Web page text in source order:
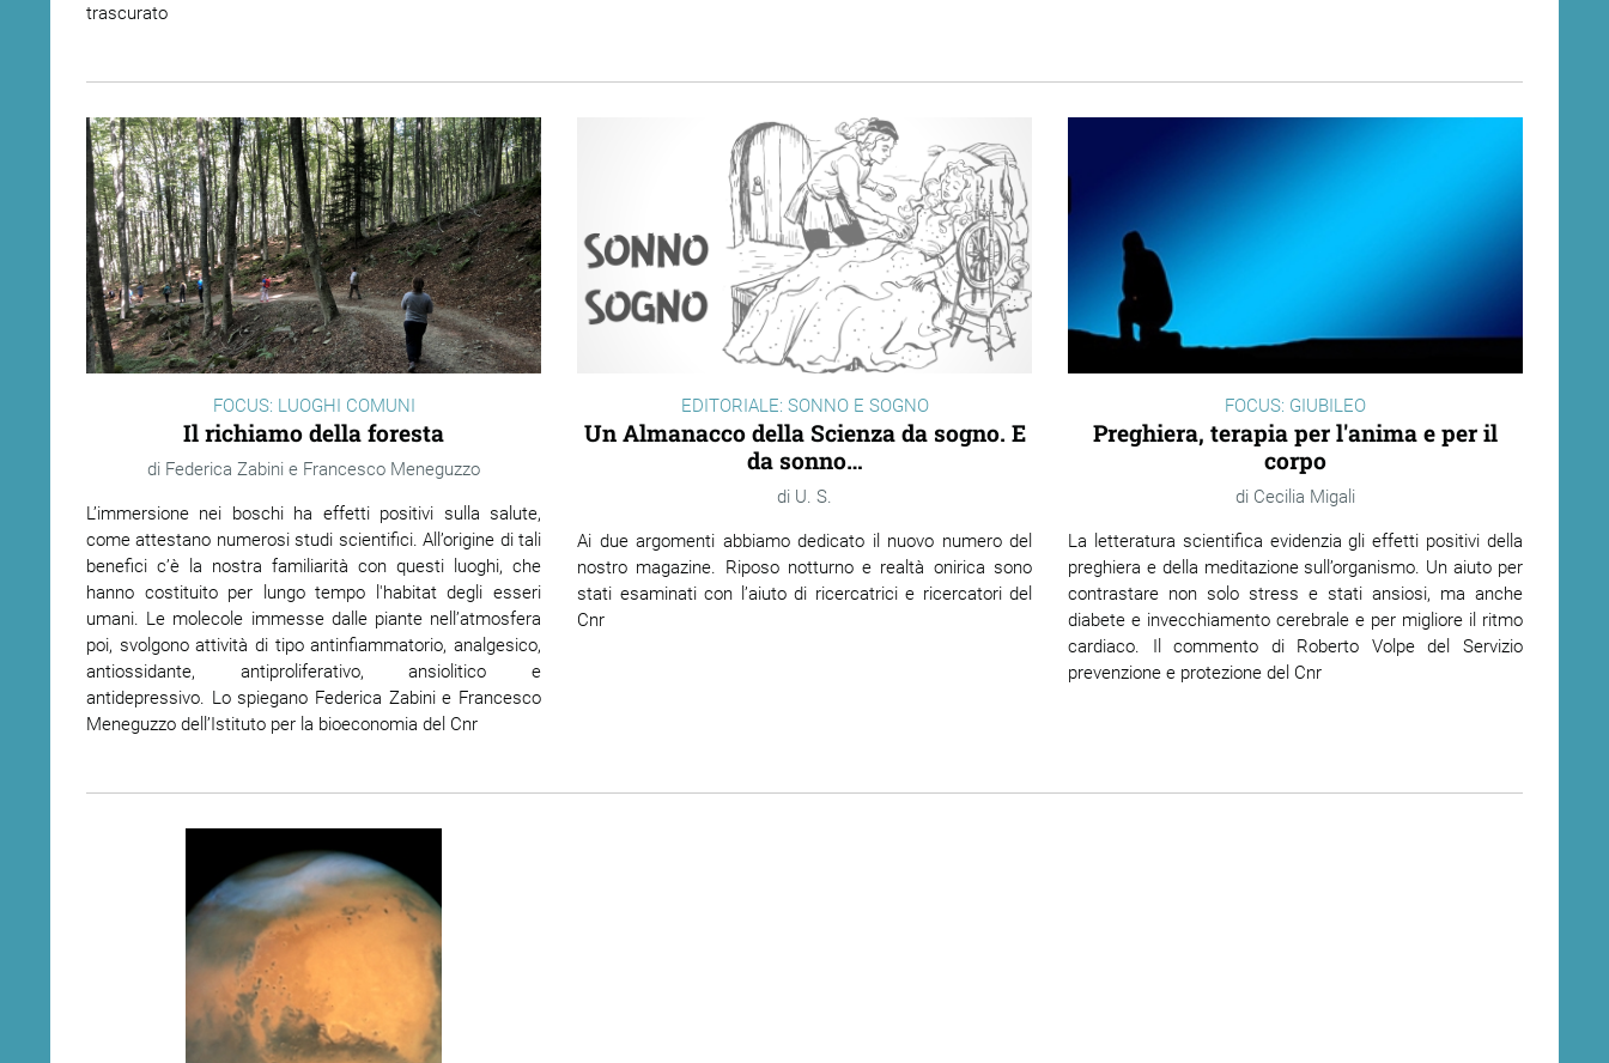
trascurato
FOCUS: LUOGHI COMUNI
Il richiamo della foresta
Federica Zabini e Francesco Meneguzzo
L’immersione nei boschi ha effetti positivi sulla salute,
come attestano numerosi studi scientifici. All’origine di tali
benefici c’è la nostra familiarità con questi luoghi, che
hanno costituito per lungo tempo l'habitat degli esseri
umani. Le molecole immesse dalle piante nell’atmosfera
poi, svolgono attività di tipo antinfiammatorio, analgesico,
antiossidante, antiproliferativo, ansiolitico e
antidepressivo. Lo spiegano Federica Zabini e Francesco
Meneguzzo dell’Istituto per la bioeconomia del Cnr
EDITORIALE: SONNO E SOGNO
Un Almanacco della Scienza da sogno. E
da sonno…
U. S.
Ai due argomenti abbiamo dedicato il nuovo numero del
nostro magazine. Riposo notturno e realtà onirica sono
stati esaminati con l’aiuto di ricercatrici e ricercatori del
Cnr
FOCUS: GIUBILEO
Preghiera, terapia per l'anima e per il
corpo
Cecilia Migali
La letteratura scientifica evidenzia gli effetti positivi della
preghiera e della meditazione sull’organismo. Un aiuto per
contrastare non solo stress e stati ansiosi, ma anche
diabete e invecchiamento cerebrale e per migliore il ritmo
cardiaco. Il commento di Roberto Volpe del Servizio
prevenzione e protezione del Cnr